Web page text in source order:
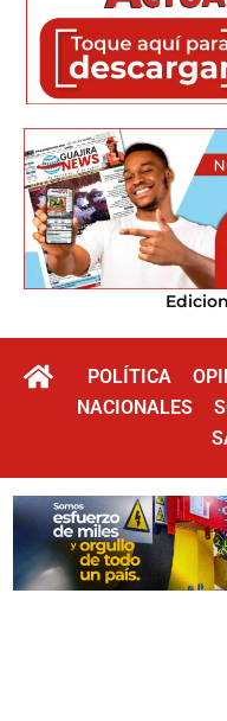
POLÍTICA
NACIONALES